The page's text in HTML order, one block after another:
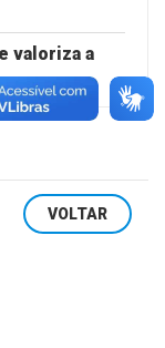
valoriza a
VOLTAR